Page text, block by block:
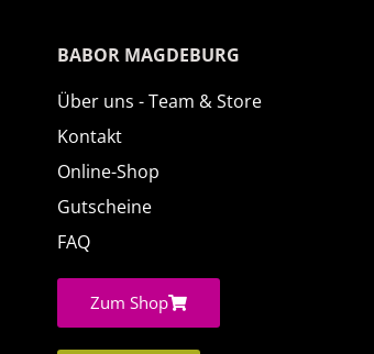
BABOR MAGDEBURG
Über uns - Team & Store
Kontakt
Online-Shop
Gutscheine
FAQ
Zum Shop